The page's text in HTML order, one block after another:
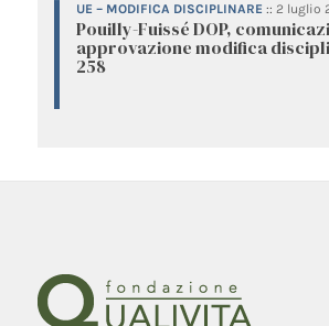
UE – MODIFICA DISCIPLINARE :: 2 luglio
Pouilly-Fuissé DOP,
approvazione modifica
258